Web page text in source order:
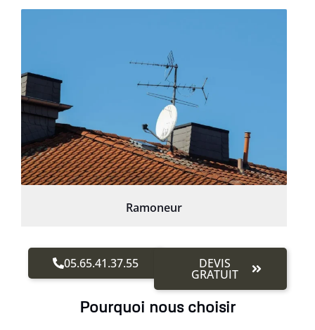
Ramoneur
05.65.41.37.55 DEVIS
GRATUIT
Pourquoi nous choisir